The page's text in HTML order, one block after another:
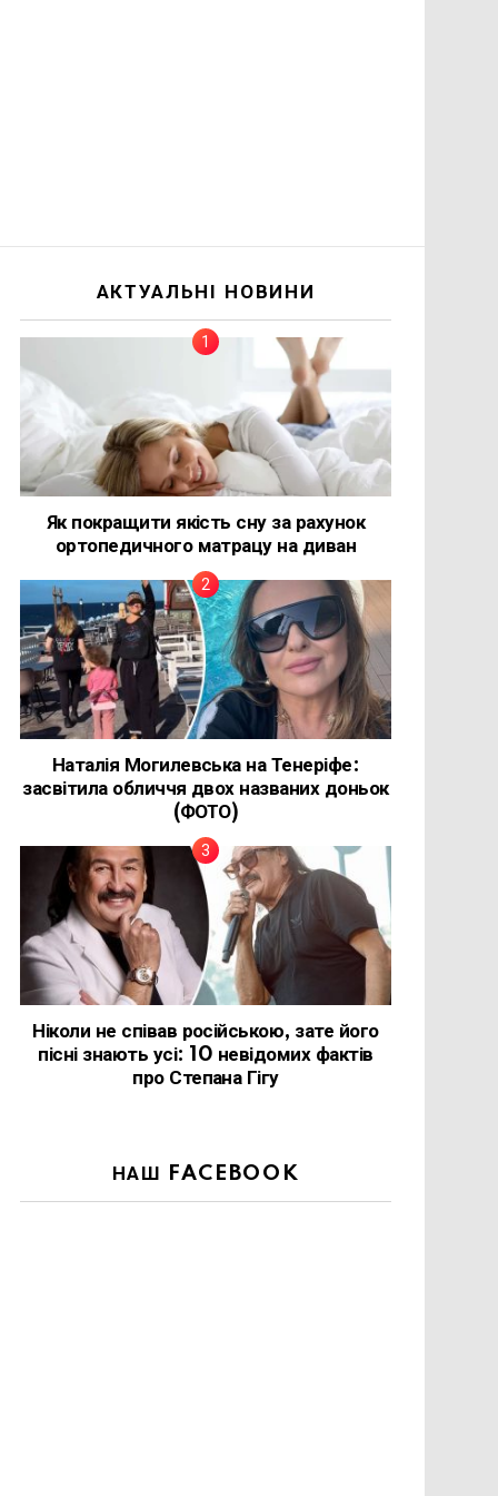
АКТУАЛЬНІ НОВИНИ
Як покращити якість сну за рахунок
ортопедичного матрацу на диван
Наталія Могилевська на Тенеріфе:
засвітила обличчя двох названих доньок
(ФОТО)
Ніколи не співав російською, зате його
пісні знають усі: 10 невідомих фактів
про Степана Гігу
НАШ FACEBOOK